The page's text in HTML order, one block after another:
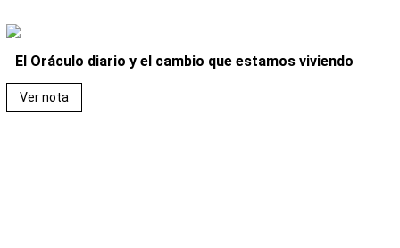
El Oráculo diario y el cambio que estamos viviendo
Ver nota